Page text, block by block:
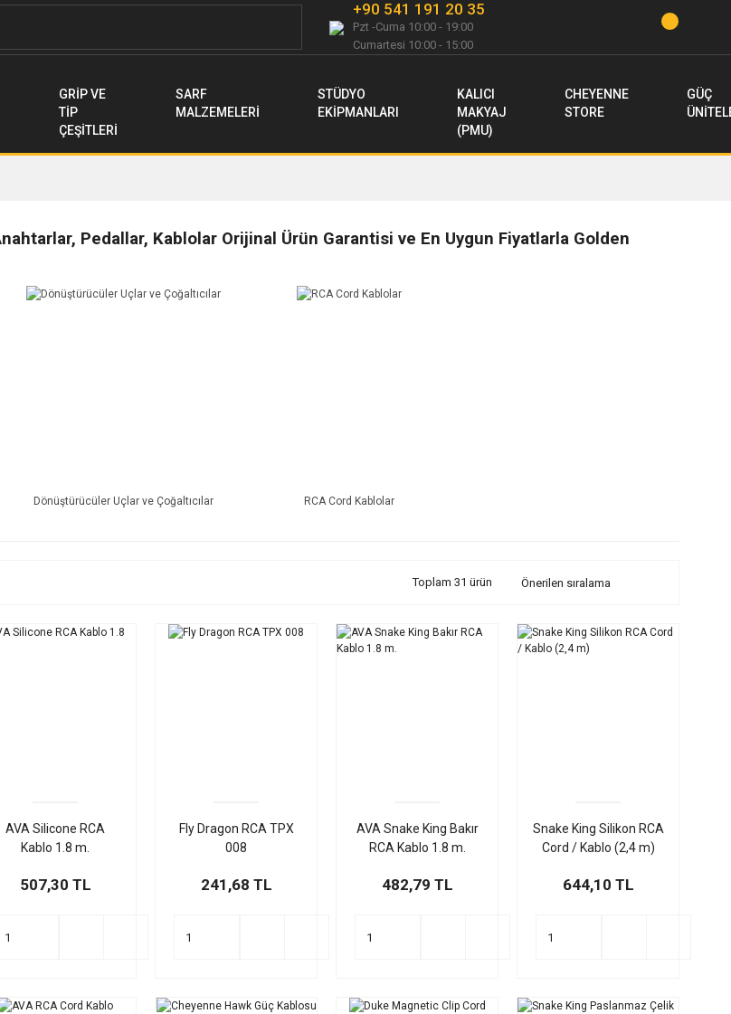
+90 541 191 20 35
Pzt -Cuma 10:00 - 19:00
Cumartesi 10:00 - 15:00
GRİP VE
TİP
ÇEŞİTLERİ
SARF
MALZEMELERİ
STÜDYO
EKİPMANLARI
KALICI
MAKYAJ
(PMU)
CHEYENNE
STORE
GÜÇ
Pedallar, Kablolar Orijinal Ürün Garantisi ve En Uygun Fiyatlarla Golden
Dönüştürücüler Uçlar ve Çoğaltıcılar RCA Cord Kablolar
Toplam 31 ürün
AVA Silicone RCA
Kablo 1.8 m.
507,30 TL
Fly Dragon RCA TPX
008
241,68 TL
AVA Snake King Bakır
RCA Kablo 1.8 m.
482,79 TL
Snake King Silikon RCA
Cord / Kablo (2,4 m)
644,10 TL